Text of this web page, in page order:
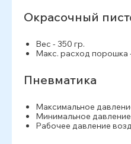
Окрасочный
Вес - 350 гр.
Макс. расход порошка
Пневматика
Максимальное
Минимальное
Рабочее давление